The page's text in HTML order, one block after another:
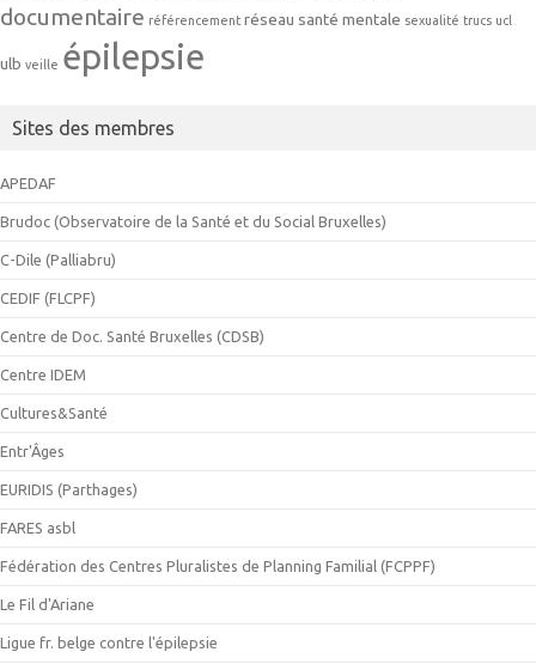
documentaire référencement réseau santé mentale sexualité trucs ucl
ulb veille épilepsie
Sites des membres
APEDAF
Brudoc (Observatoire de la Santé et du Social Bruxelles)
C-Dile (Palliabru)
CEDIF (FLCPF)
Centre de Doc. Santé Bruxelles (CDSB)
Centre IDEM
Cultures&Santé
Entr'Âges
EURIDIS (Parthages)
FARES asbl
Fédération des Centres Pluralistes de Planning Familial (FCPPF)
Le Fil d'Ariane
Ligue fr. belge contre l'épilepsie